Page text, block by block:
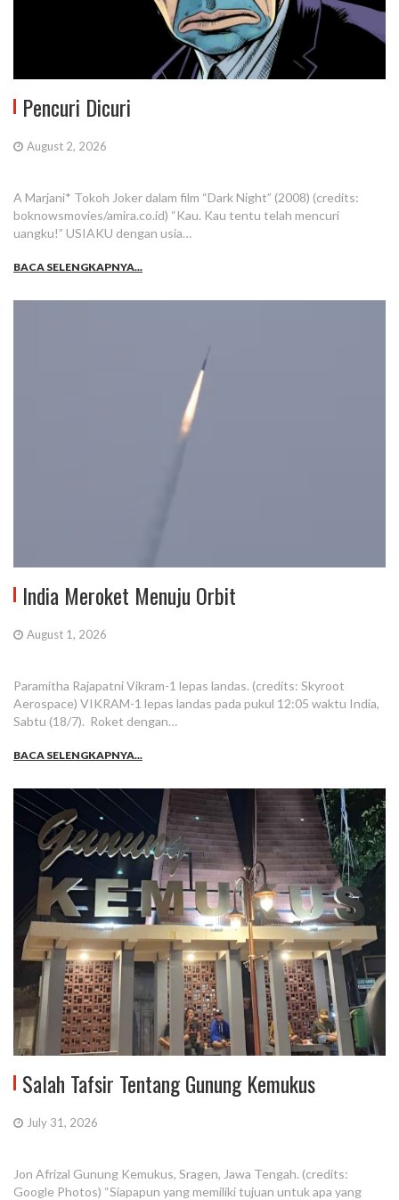
Pencuri Dicuri
August 2, 2026
A Marjani* Tokoh Joker dalam film “Dark Night” (2008) (credits:
boknowsmovies/amira.co.id) “Kau. Kau tentu telah mencuri
uangku!” USIAKU dengan usia…
BACA SELENGKAPNYA...
India Meroket Menuju Orbit
August 1, 2026
Paramitha Rajapatni Vikram-1 lepas landas. (credits: Skyroot
Aerospace) VIKRAM-1 lepas landas pada pukul 12:05 waktu India,
Sabtu (18/7). Roket dengan…
BACA SELENGKAPNYA...
Salah Tafsir Tentang Gunung Kemukus
July 31, 2026
Jon Afrizal Gunung Kemukus, Sragen, Jawa Tengah. (credits:
Google Photos) “Siapapun yang memiliki tujuan untuk apa yang